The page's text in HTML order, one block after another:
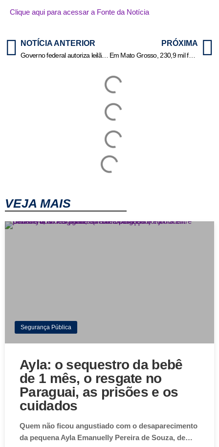
Clique aqui para acessar a Fonte da Notícia
NOTÍCIA ANTERIOR PRÓXIMA
Em Mato Grosso, 230,9 mil famílias recebem Bolsa Família neste mês
VEJA MAIS
Segurança Pública
Ayla: o sequestro da bebê
de 1 mês, o resgate no
Paraguai, as prisões e os
cuidados
Quem não ficou angustiado com o desaparecimento
da pequena Ayla Emanuelly Pereira de Souza, de…